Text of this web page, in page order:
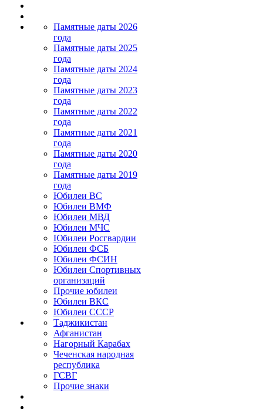
Памятные даты 2026
года
Памятные даты 2025
года
Памятные даты 2024
года
Памятные даты 2023
года
Памятные даты 2022
года
Памятные даты 2021
года
Памятные даты 2020
года
Памятные даты 2019
года
Юбилеи ВС
Юбилеи ВМФ
Юбилеи МВД
Юбилеи МЧС
Юбилеи Росгвардии
Юбилеи ФСБ
Юбилеи ФСИН
Юбилеи Спортивных
организаций
Прочие юбилеи
Юбилеи ВКС
Юбилеи СССР
Таджикистан
Афганистан
Нагорный Карабах
Чеченская народная
республика
ГСВГ
Прочие знаки